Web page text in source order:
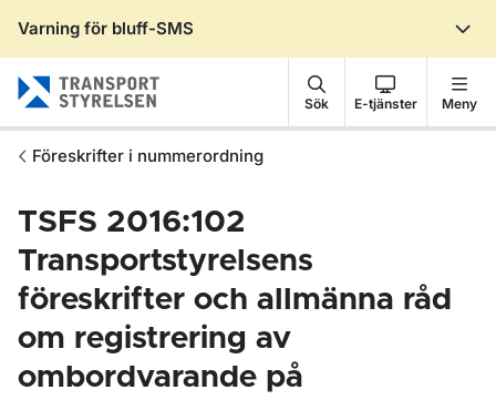
Varning för bluff-SMS
Sök E-tjänster Meny
Föreskrifter i nummerordning
TSFS 2016:102
Transportstyrelsens
föreskrifter och allmänna råd
om registrering av
ombordvarande på